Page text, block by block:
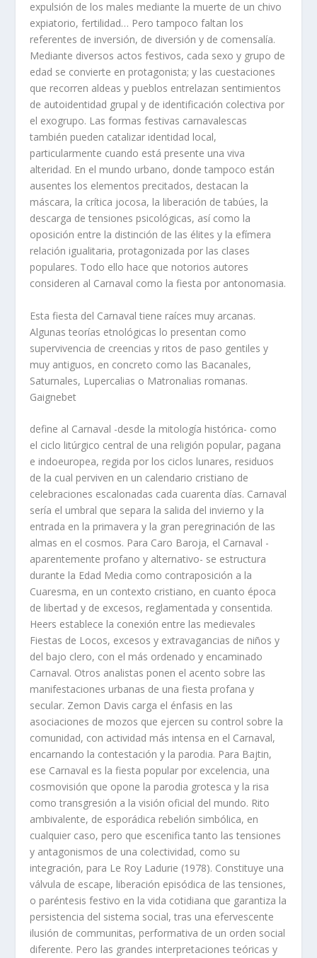
expulsión de los males mediante la muerte de un chivo
expiatorio, fertilidad… Pero tampoco faltan los
referentes de inversión, de diversión y de comensalía.
Mediante diversos actos festivos, cada sexo y grupo de
edad se convierte en protagonista; y las cuestaciones
que recorren aldeas y pueblos entrelazan sentimientos
de autoidentidad grupal y de identificación colectiva por
el exogrupo. Las formas festivas carnavalescas
también pueden catalizar identidad local,
particularmente cuando está presente una viva
alteridad. En el mundo urbano, donde tampoco están
ausentes los elementos precitados, destacan la
máscara, la crítica jocosa, la liberación de tabúes, la
descarga de tensiones psicológicas, así como la
oposición entre la distinción de las élites y la efímera
relación igualitaria, protagonizada por las clases
populares. Todo ello hace que notorios autores
consideren al Carnaval como la fiesta por antonomasia.
Esta fiesta del Carnaval tiene raíces muy arcanas.
Algunas teorías etnológicas lo presentan como
supervivencia de creencias y ritos de paso gentiles y
muy antiguos, en concreto como las Bacanales,
Saturnales, Lupercalias o Matronalias romanas.
Gaignebet
define al Carnaval -desde la mitología histórica- como
el ciclo litúrgico central de una religión popular, pagana
e indoeuropea, regida por los ciclos lunares, residuos
de la cual perviven en un calendario cristiano de
celebraciones escalonadas cada cuarenta días. Carnaval
sería el umbral que separa la salida del invierno y la
entrada en la primavera y la gran peregrinación de las
almas en el cosmos. Para Caro Baroja, el Carnaval -
aparentemente profano y alternativo- se estructura
durante la Edad Media como contraposición a la
Cuaresma, en un contexto cristiano, en cuanto época
de libertad y de excesos, reglamentada y consentida.
Heers establece la conexión entre las medievales
Fiestas de Locos, excesos y extravagancias de niños y
del bajo clero, con el más ordenado y encaminado
Carnaval. Otros analistas ponen el acento sobre las
manifestaciones urbanas de una fiesta profana y
secular. Zemon Davis carga el énfasis en las
asociaciones de mozos que ejercen su control sobre la
comunidad, con actividad más intensa en el Carnaval,
encarnando la contestación y la parodia. Para Bajtin,
ese Carnaval es la fiesta popular por excelencia, una
cosmovisión que opone la parodia grotesca y la risa
como transgresión a la visión oficial del mundo. Rito
ambivalente, de esporádica rebelión simbólica, en
cualquier caso, pero que escenifica tanto las tensiones
y antagonismos de una colectividad, como su
integración, para Le Roy Ladurie (1978). Constituye una
válvula de escape, liberación episódica de las tensiones,
o paréntesis festivo en la vida cotidiana que garantiza la
persistencia del sistema social, tras una efervescente
ilusión de communitas, performativa de un orden social
diferente. Pero las grandes interpretaciones teóricas y